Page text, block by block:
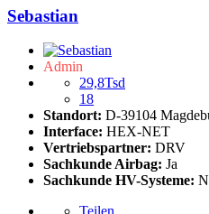
Sebastian
Admin
29,8Tsd
18
Standort: D-39104
Interface: HEX-NET
Vertriebspartner: DRV
Sachkunde Airbag: Ja
Sachkunde HV-Systeme: